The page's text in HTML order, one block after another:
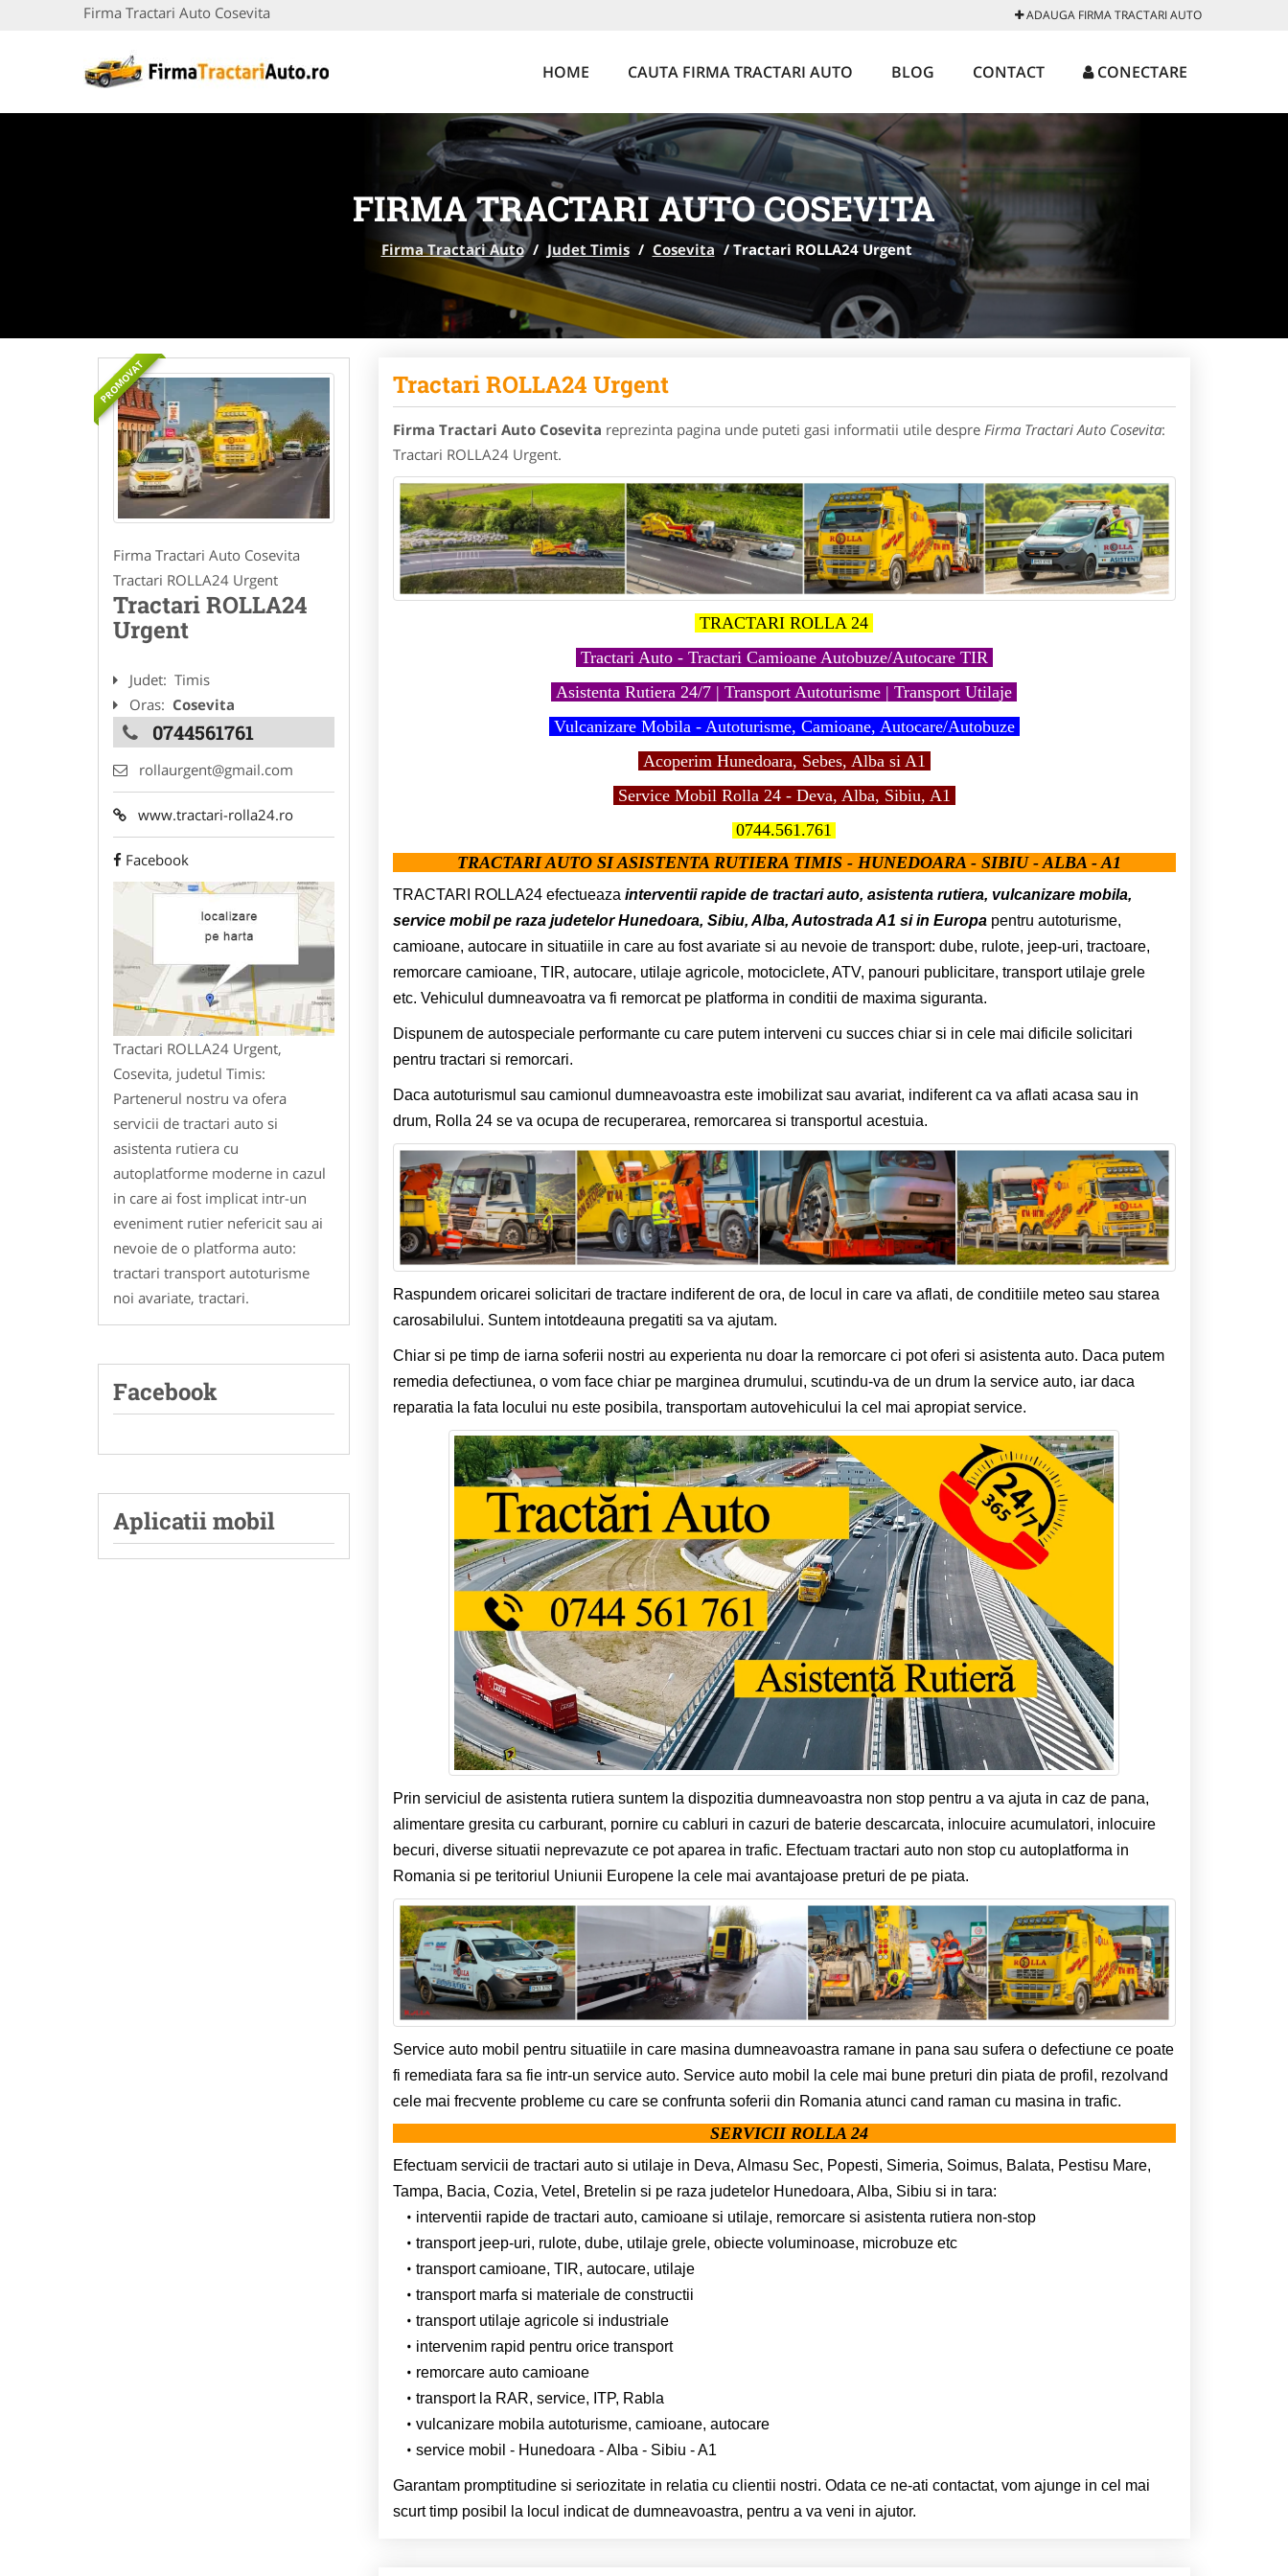
Firma Tractari Auto Cosevita ADAUGA FIRMA TRACTARI AUTO
HOME CAUTA FIRMA TRACTARI AUTO BLOG CONTACT CONECTARE
FIRMA TRACTARI AUTO COSEVITA
Firma Tractari Auto / Judet Timis / Cosevita /Tractari ROLLA24 Urgent
PROMOVAT
Firma Tractari Auto Cosevita
Tractari ROLLA24 Urgent
Tractari ROLLA24
Urgent
Judet: Timis
Oras: Cosevita
0744561761
rollaurgent@gmail.com
www.tractari-rolla24.ro
Facebook
Tractari ROLLA24 Urgent,
Cosevita, judetul Timis:
Partenerul nostru va ofera
servicii de tractari auto si
asistenta rutiera cu
autoplatforme moderne in cazul
in care ai fost implicat intr-un
eveniment rutier nefericit sau ai
nevoie de o platforma auto:
tractari transport autoturisme
noi avariate, tractari.
Facebook
Aplicatii mobil
Tractari ROLLA24 Urgent
Firma Tractari Auto Cosevita reprezinta pagina unde puteti gasi informatii utile despre Firma Tractari Auto Cosevita:
Tractari ROLLA24 Urgent.
TRACTARI ROLLA 24
Tractari Auto - Tractari Camioane Autobuze/Autocare TIR
Asistenta Rutiera 24/7 | Transport Autoturisme | Transport Utilaje
Vulcanizare Mobila - Autoturisme, Camioane, Autocare/Autobuze
Acoperim Hunedoara, Sebes, Alba si A1
Service Mobil Rolla 24 - Deva, Alba, Sibiu, A1
0744.561.761
TRACTARI AUTO SI ASISTENTA RUTIERA TIMIS - HUNEDOARA - SIBIU - ALBA - A1
TRACTARI ROLLA24 efectueaza interventii rapide de tractari auto, asistenta rutiera, vulcanizare mobila,
service mobil pe raza judetelor Hunedoara, Sibiu, Alba, Autostrada A1 si in Europapentru autoturisme,
camioane, autocare in situatiile in care au fost avariate si au nevoie de transport: dube, rulote, jeep-uri, tractoare,
remorcare camioane, TIR, autocare, utilaje agricole, motociclete, ATV, panouri publicitare, transport utilaje grele
etc. Vehiculul dumneavoatra va fi remorcat pe platforma in conditii de maxima siguranta.
Dispunem de autospeciale performante cu care putem interveni cu succes chiar si in cele mai dificile solicitari
pentru tractari si remorcari.
Daca autoturismul sau camionul dumneavoastra este imobilizat sau avariat, indiferent ca va aflati acasa sau in
drum, Rolla 24 se va ocupa de recuperarea, remorcarea si transportul acestuia.
Raspundem oricarei solicitari de tractare indiferent de ora, de locul in care va aflati, de conditiile meteo sau starea
carosabilului. Suntem intotdeauna pregatiti sa va ajutam.
Chiar si pe timp de iarna soferii nostri au experienta nu doar la remorcare ci pot oferi si asistenta auto. Daca putem
remedia defectiunea, o vom face chiar pe marginea drumului, scutindu-va de un drum la service auto, iar daca
reparatia la fata locului nu este posibila, transportam autovehicului la cel mai apropiat service.
Prin serviciul de asistenta rutiera suntem la dispozitia dumneavoastra non stop pentru a va ajuta in caz de pana,
alimentare gresita cu carburant, pornire cu cabluri in cazuri de baterie descarcata, inlocuire acumulatori, inlocuire
becuri, diverse situatii neprevazute ce pot aparea in trafic. Efectuam tractari auto non stop cu autoplatforma in
Romania si pe teritoriul Uniunii Europene la cele mai avantajoase preturi de pe piata.
Service auto mobil pentru situatiile in care masina dumneavoastra ramane in pana sau sufera o defectiune ce poate
fi remediata fara sa fie intr-un service auto. Service auto mobil la cele mai bune preturi din piata de profil, rezolvand
cele mai frecvente probleme cu care se confrunta soferii din Romania atunci cand raman cu masina in trafic.
SERVICII ROLLA 24
Efectuam servicii de tractari auto si utilaje in Deva, Almasu Sec, Popesti, Simeria, Soimus, Balata, Pestisu Mare,
Tampa, Bacia, Cozia, Vetel, Bretelin si pe raza judetelor Hunedoara, Alba, Sibiu si in tara:
interventii rapide de tractari auto, camioane si utilaje, remorcare si asistenta rutiera non-stop
transport jeep-uri, rulote, dube, utilaje grele, obiecte voluminoase, microbuze etc
transport camioane, TIR, autocare, utilaje
transport marfa si materiale de constructii
transport utilaje agricole si industriale
intervenim rapid pentru orice transport
remorcare auto camioane
transport la RAR, service, ITP, Rabla
vulcanizare mobila autoturisme, camioane, autocare
service mobil - Hunedoara - Alba - Sibiu - A1
Garantam promptitudine si seriozitate in relatia cu clientii nostri. Odata ce ne-ati contactat, vom ajunge in cel mai
scurt timp posibil la locul indicat de dumneavoastra, pentru a va veni in ajutor.